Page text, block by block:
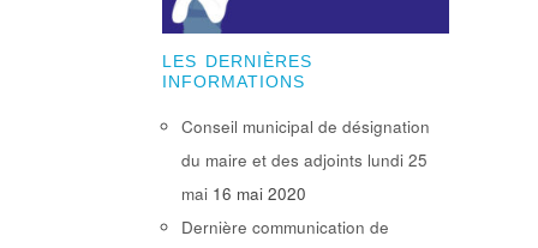
LES DERNIÈRES
INFORMATIONS
Conseil municipal de désignation
du maire et des adjoints lundi 25
mai 16 mai 2020
Dernière communication de